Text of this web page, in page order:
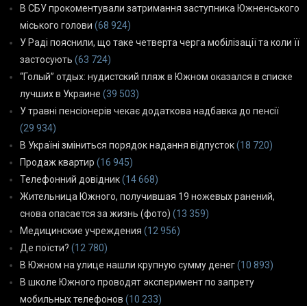
В СБУ прокоментували затримання заступника Южненського
міського голови (68 924)
У Раді пояснили, що таке четверта черга мобілізації та коли її
застосують (63 724)
“Голый” отдых: нудистский пляж в Южном оказался в списке
лучших в Украине (39 503)
У травні пенсіонерів чекає додаткова надбавка до пенсії
(29 934)
В Україні зміниться порядок надання відпусток(18 720)
Продаж квартир (16 945)
Телефонний довідник(14 668)
Жительница Южного, получившая 19 ножевых ранений,
снова опасается за жизнь (фото) (13 359)
Медицинские учреждения (12 956)
Де поїсти? (12 780)
В Южном на улице нашли крупную сумму денег(10 893)
В школе Южного проводят эксперимент по запрету
мобильных телефонов (10 233)